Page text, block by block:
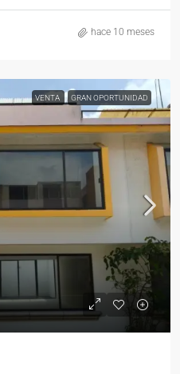
hace 10 meses
VENTA GRAN OPORTUNIDAD